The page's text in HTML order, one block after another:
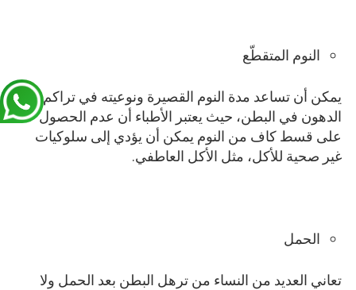
النوم المتقطّع
يمكن أن تساعد مدة النوم القصيرة ونوعيته في تراكم
الدهون في البطن، حيث يعتبر الأطباء أن عدم الحصول
على قسط كاف من النوم يمكن أن يؤدي إلى سلوكيات
غير صحية للأكل، مثل الأكل العاطفي.
الحمل
تعاني العديد من النساء من ترهل البطن بعد الحمل ولا